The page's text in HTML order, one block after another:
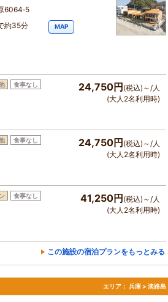
6064‐5
約35分 MAP
食事なし 24,750円 (税込)～/人
(大人2名利用時)
食事なし 24,750円 (税込)～/人
(大人2名利用時)
食事なし 41,250円 (税込)～/人
(大人2名利用時)
この施設の宿泊プランをもっとみる
エリア： 兵庫 > 淡路島